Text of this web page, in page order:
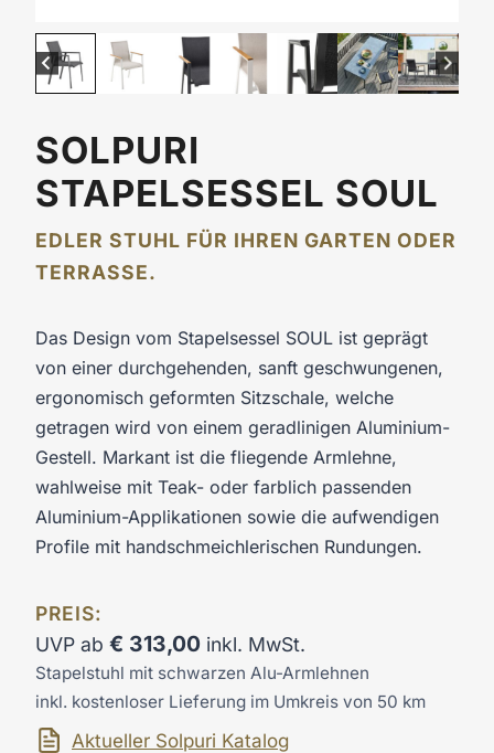
SOLPURI
STAPELSESSEL SOUL
EDLER STUHL FÜR IHREN GARTEN ODER
TERRASSE.
Das Design vom Stapelsessel SOUL ist geprägt
von einer durchgehenden, sanft geschwungenen,
ergonomisch geformten Sitzschale, welche
getragen wird von einem geradlinigen Aluminium-
Gestell. Markant ist die fliegende Armlehne,
wahlweise mit Teak- oder farblich passenden
Aluminium-Applikationen sowie die aufwendigen
Profile mit handschmeichlerischen Rundungen.
PREIS:
UVP ab € 313,00 inkl. MwSt.
Stapelstuhl mit schwarzen Alu-Armlehnen
inkl. kostenloser Lieferung im Umkreis von 50 km
Aktueller Solpuri Katalog